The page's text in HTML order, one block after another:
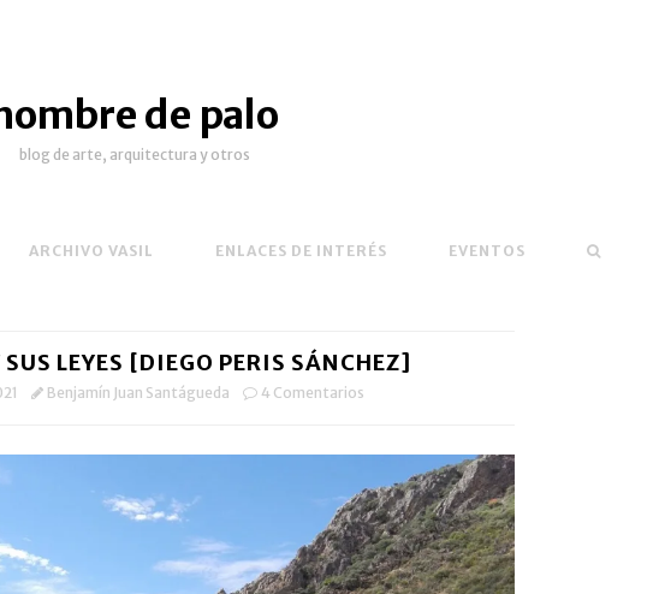
de palo
blog de arte, arquitectura y otros
ARCHIVO VASIL ENLACES DE INTERÉS EVENTOS
SUS LEYES [DIEGO PERIS SÁNCHEZ]
Benjamín Juan Santágueda 4 Comentarios